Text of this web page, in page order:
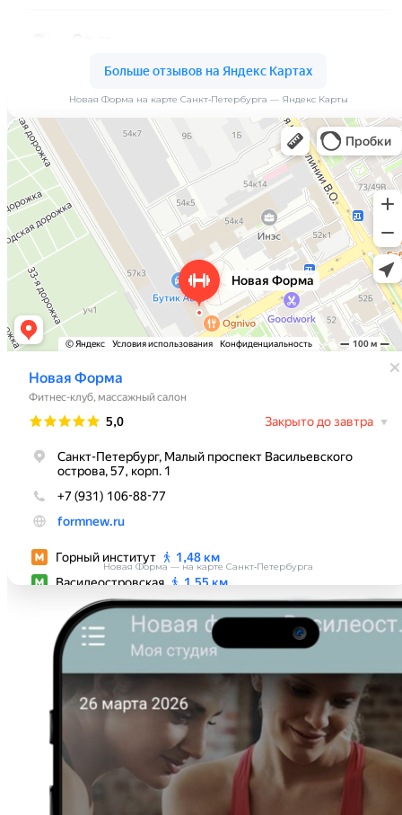
Новая Форма на карте Санкт‑Петербурга — Яндекс Карты
Новая Форма — на карте Санкт‑Петербурга